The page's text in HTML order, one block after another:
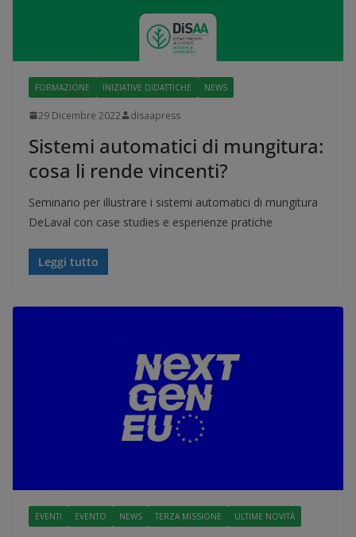
FORMAZIONE INIZIATIVE DIDATTICHE NEWS
29 Dicembre 2022 disaapress
Sistemi automatici di mungitura:
cosa li rende vincenti?
Seminario per illustrare i sistemi automatici di mungitura
DeLaval con case studies e esperienze pratiche
Leggi tutto
EVENTI EVENTO NEWS TERZA MISSIONE ULTIME NOVITÀ